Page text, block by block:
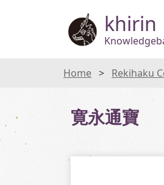
khirin
Home Rekihaku
寛永通寶